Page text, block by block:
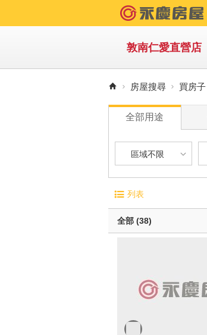
敦南仁愛直營店
房屋搜尋 買房子
全部用途
區域不限
台北市-大安區
台北市-信義區
台北市-中正區
台北市-松山區
電梯大廈
無電梯公寓
透天別墅
有無障礙空間
列表
全部 (38)